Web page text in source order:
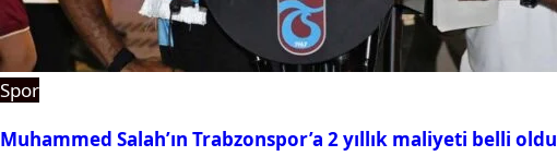
Spor
Muhammed Salah’ın Trabzonspor’a 2 yıllık maliyeti belli oldu